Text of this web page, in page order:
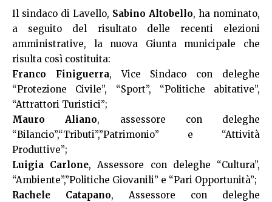
Il sindaco di Lavello, Sabino Altobello, ha nominato,
a seguito del risultato delle recenti elezioni
amministrative, la nuova Giunta municipale che
risulta così costituita:
Franco Finiguerra, Vice Sindaco con deleghe
“Protezione Civile”, “Sport”, “Politiche abitative”,
“Attrattori Turistici”;
Mauro Aliano, assessore con deleghe
“Bilancio”,“Tributi”,”Patrimonio” e “Attività
Produttive”;
Luigia Carlone, Assessore con deleghe “Cultura”,
“Ambiente”,”Politiche Giovanili” e “Pari Opportunità”;
Rachele Catapano, Assessore con deleghe